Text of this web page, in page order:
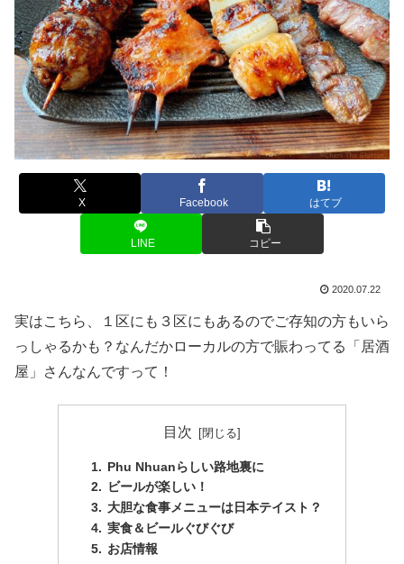
X Facebook はてブ
LINE コピー
2020.07.22
実はこちら、１区にも３区にもあるのでご存知の方もいら
っしゃるかも？なんだかローカルの方で賑わってる「居酒
屋」さんなんですって！
目次
Phu Nhuanらしい路地裏に
ビールが楽しい！
大胆な食事メニューは日本テイスト？
実食＆ビールぐびぐび
お店情報